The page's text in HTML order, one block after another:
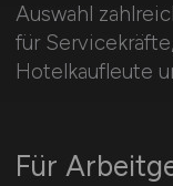
Auswahl
für
Hotelkaufleute
Für